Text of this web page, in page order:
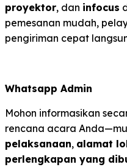
proyektor, dan infocus
pemesanan mudah,
pengiriman cepat
Whatsapp Admin
Mohon informasikan
rencana acara
pelaksanaan, alamat
perlengkapan yang